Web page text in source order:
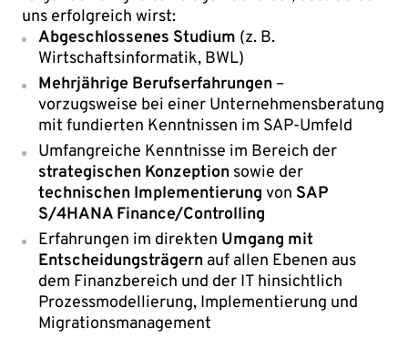
uns erfolgreich wirst:
Abgeschlossenes Studium (z. B.
Wirtschaftsinformatik, BWL)
Mehrjährige Berufserfahrungen –
vorzugsweise bei einer Unternehmensberatung
mit fundierten Kenntnissen im SAP-Umfeld
Umfangreiche Kenntnisse im Bereich der
strategischen Konzeption sowie der
technischen Implementierung von SAP
S/4HANA Finance/Controlling
Erfahrungen im direkten Umgang mit
Entscheidungsträgern auf allen Ebenen aus
dem Finanzbereich und der IT hinsichtlich
Prozessmodellierung, Implementierung und
Migrationsmanagement